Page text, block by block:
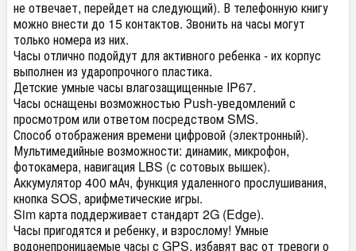
не отвечает, перейдет на следующий). В телефонную книгу
можно внести до 15 контактов. Звонить на часы могут
только номера из них.
Часы отлично подойдут для активного ребенка - их корпус
выполнен из ударопрочного пластика.
Детские умные часы влагозащищенные IP67.
Часы оснащены возможностью Push-уведомлений с
просмотром или ответом посредством SMS.
Способ отображения времени цифровой (электронный).
Мультимедийные возможности: динамик, микрофон,
фотокамера, навигация LBS (с сотовых вышек).
Аккумулятор 400 мАч, функция удаленного прослушивания,
кнопка SOS, арифметические игры.
Sim карта поддерживает стандарт 2G (Edge).
Часы пригодятся и ребенку, и взрослому! Умные
водонепроницаемые часы с GPS, избавят вас от тревоги о